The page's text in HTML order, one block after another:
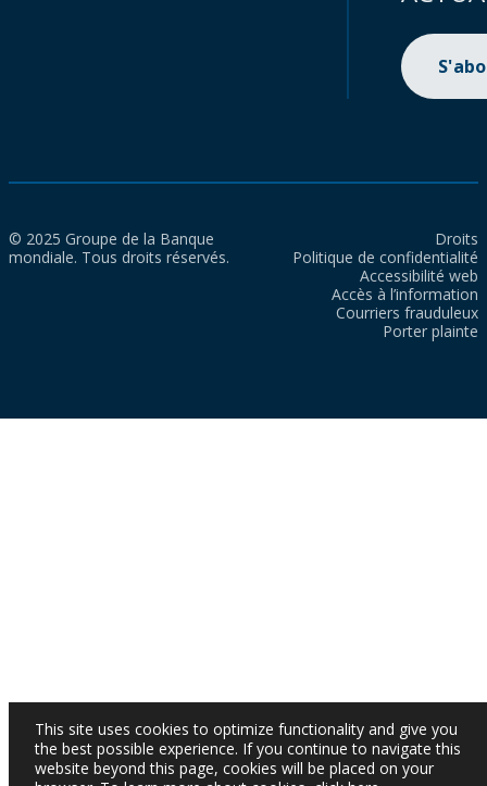
© 2025 Groupe de la Banque
mondiale. Tous droits réservés.
Droits
Politique de confidentialité
Accessibilité web
Accès à l’information
Courriers frauduleux
Porter plainte
This site uses cookies to optimize functionality and give you
the best possible experience. If you continue to navigate this
website beyond this page, cookies will be placed on your